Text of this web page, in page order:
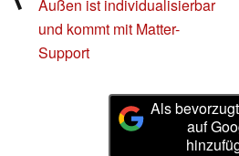
Außen ist individualisierbar
und kommt mit Matter-
Support
Als
auf